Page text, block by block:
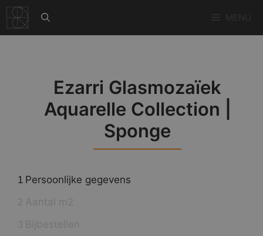
naar
de
Ezarri Glasmozaïek
Aquarelle Collection |
Sponge
1 Persoonlijke gegevens